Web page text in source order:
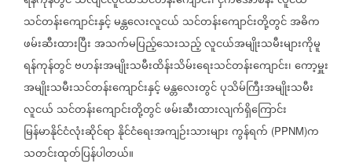
သင်တန်းကျောင်းနှင့်မန္တလေးလူငယ် သင်တန်းကျောင်းတို့တွင်အဓိက
ဖမ်းဆီးထားပြီးအသက်မပြည့်သေးသည့်လူငယ်အမျိုးသမီးများကိုမူ
ရန်ကုန်တွင်ဗဟန်းအမျိုးသမီးထိန်းသိမ်းရေးသင်တန်းကျောင်း၊ကော့မှူး
အမျိုးသမီးသင်တန်းကျောင်းနှင့်မန္တလေးတွင်ပုသိမ်ကြီးအမျိုးသမီး
လူငယ် သင်တန်းကျောင်းတို့တွင်ဖမ်းဆီးထားလျက်ရှိကြောင်း
မြန်မာနိုင်ငံလုံးဆိုင်ရာနိုင်ငံရေးအကျဉ်းသားများကွန်ရက် (PPNM)က
သတင်းထုတ်ပြန်ပါတယ်။